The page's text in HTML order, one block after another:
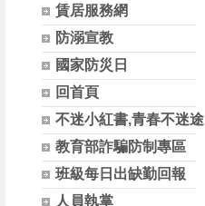
賃居服務網
防溺宣教
國家防災日
回首頁
不迷小紅書,青春不迷途
教育部詐騙防制專區
班級每日出缺勤回報
人員執掌